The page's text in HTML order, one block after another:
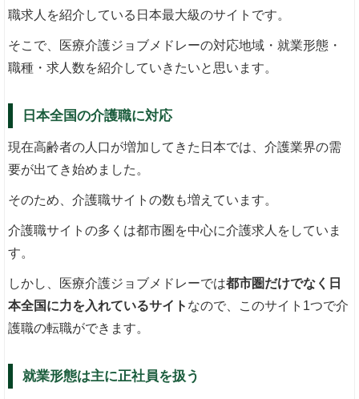
職求人を紹介している日本最大級のサイトです。
そこで、医療介護ジョブメドレーの対応地域・就業形態・
職種・求人数を紹介していきたいと思います。
日本全国の介護職に対応
現在高齢者の人口が増加してきた日本では、介護業界の需
要が出てき始めました。
そのため、介護職サイトの数も増えています。
介護職サイトの多くは都市圏を中心に介護求人をしていま
す。
しかし、医療介護ジョブメドレーでは都市圏だけでなく日
本全国に力を入れているサイト なので、このサイト1つで介
護職の転職ができます。
就業形態は主に正社員を扱う